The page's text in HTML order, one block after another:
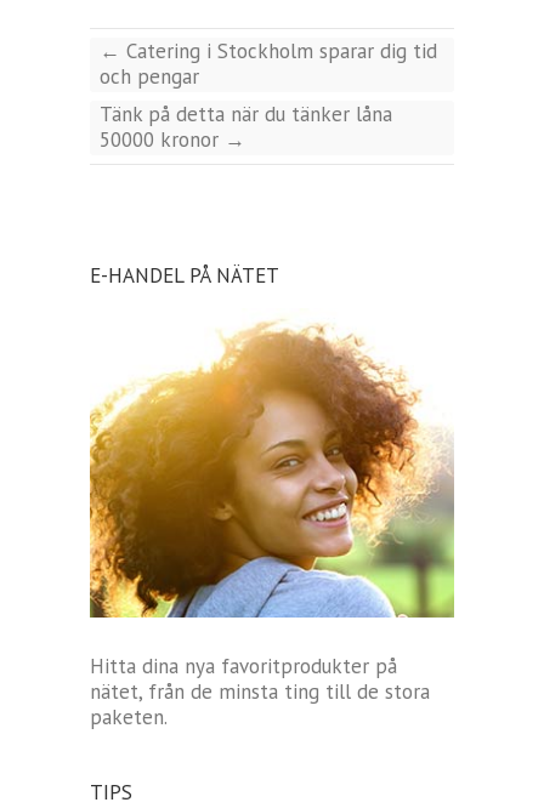
← Catering i Stockholm sparar dig tid
och pengar
Tänk på detta när du tänker låna
50000 kronor →
E-HANDEL PÅ NÄTET
Hitta dina nya favoritprodukter på
nätet, från de minsta ting till de stora
paketen.
TIPS